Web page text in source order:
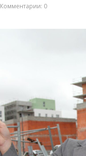
Комментарии: 0